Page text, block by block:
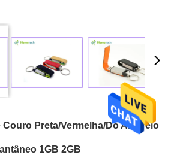
Couro Preta/vermelha/do Amarelo
1GB 2GB